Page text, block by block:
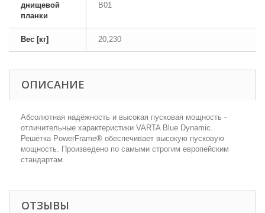
днищевой
планки
B01
Вес [кг] 20,230
ОПИСАНИЕ
Абсолютная надёжность и высокая пусковая мощность -
отличительные характеристики VARTA Blue Dynamic.
Решётка PowerFrame® обеспечивает высокую пусковую
мощность. Произведено по самыми строгим европейским
стандартам.
ОТЗЫВЫ